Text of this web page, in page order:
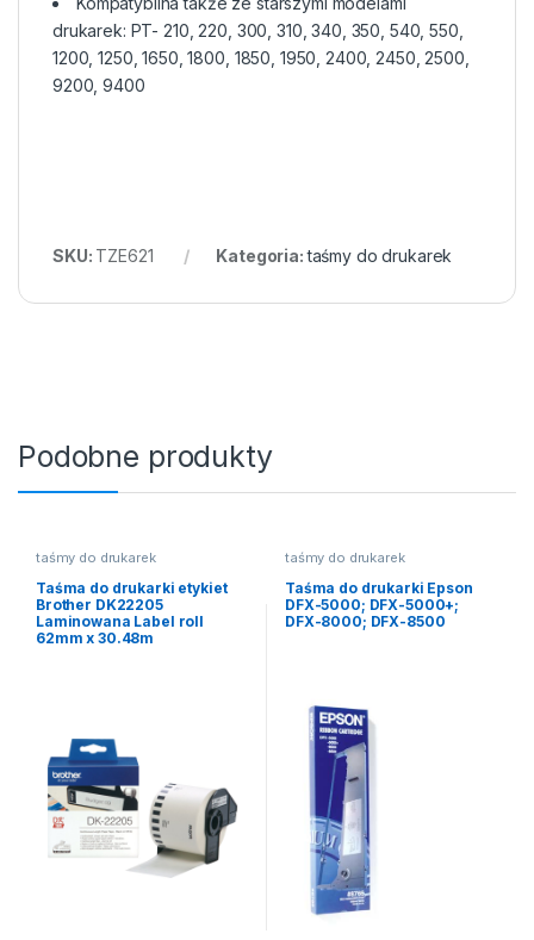
drukarek: PT- 210, 220, 300, 310, 340, 350, 540, 550,
1200, 1250, 1650, 1800, 1850, 1950, 2400, 2450, 2500,
9200, 9400
SKU: TZE621 Kategoria:taśmy do drukarek
Podobne produkty
taśmy do drukarek
Taśma do drukarki etykiet
Brother DK22205
Laminowana Label roll
62mm x 30.48m
taśmy do drukarek
Taśma do drukarki Epson
DFX-5000; DFX-5000+;
DFX-8000; DFX-8500